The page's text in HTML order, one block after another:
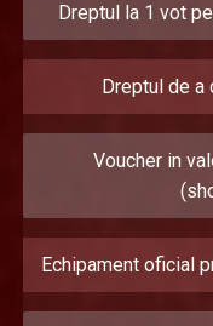
Dreptul la 1 vot
Dreptul de a
Voucher in
Echipament oficial